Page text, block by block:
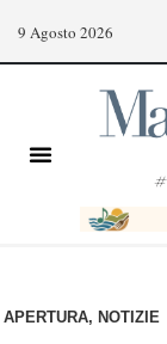
9 Agosto 2026
#
APERTURA, NOTIZIE